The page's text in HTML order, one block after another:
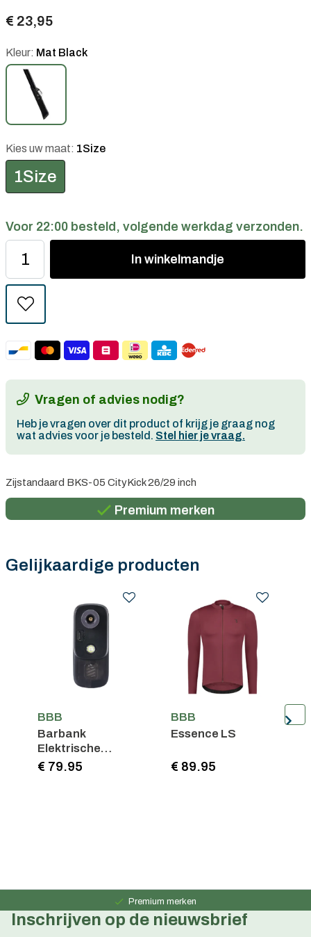
€ 23,95
Kleur: Mat Black
Kies uw maat: 1Size
1Size
Voor 22:00 besteld, volgende werkdag verzonden.
In winkelmandje
Vragen of advies nodig?
Heb je vragen over dit product of krijg je graag nog
wat advies voor je besteld. Stel hier je vraag.
Zijstandaard BKS-05 CityKick 26/29 inch
Gratis verzending in België vanaf €100
Premium merken
Gelijkaardige producten
BBB
Barbank
Elektrische
fietsmpomp
€ 79.95
BBB
Essence LS
€ 89.95
Premium merken
Persoonlijk advies
Inschrijven op de nieuwsbrief